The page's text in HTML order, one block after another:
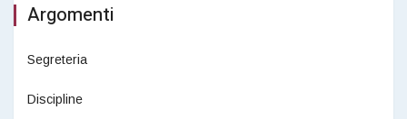
Argomenti
Segreteria
Discipline